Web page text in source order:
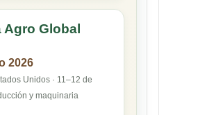
Global
2026
Unidos · 11–12 de
y maquinaria